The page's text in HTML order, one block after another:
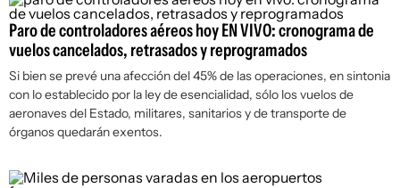
Paro de controladores aéreos hoy EN VIVO: cronograma de
vuelos cancelados, retrasados y reprogramados
Si bien se prevé una afección del 45% de las operaciones, en sintonia
con lo establecido por la ley de esencialidad, sólo los vuelos de
aeronaves del Estado, militares, sanitarios y de transporte de
órganos quedarán exentos.